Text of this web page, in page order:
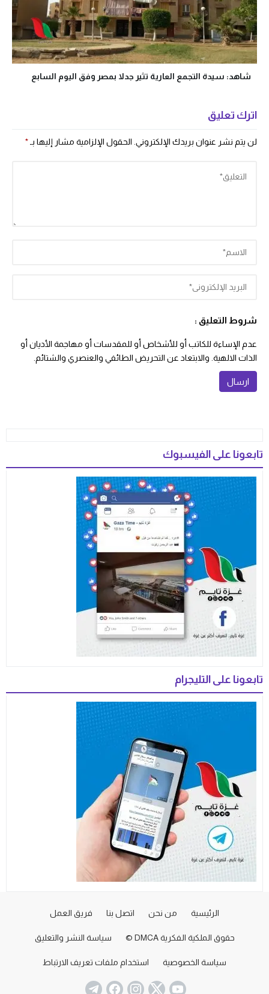
شاهد: سيدة التجمع العارية تثير جدلا بمصر وفق اليوم السابع
اترك تعليق
لن يتم نشر عنوان بريدك الإلكتروني. الحقول الإلزامية مشار إليها بـ*
شروط التعليق :
عدم الإساءة للكاتب أو للأشخاص أو للمقدسات أو مهاجمة الأديان أو
الذات الالهية. والابتعاد عن التحريض الطائفي والعنصري والشتائم.
تابعونا على الفيسبوك
تابعونا على التليجرام
الرئيسية من نحن اتصل بنا فريق العمل
حقوق الملكية الفكرية DMCA © سياسة النشر والتعليق
سياسة الخصوصية استخدام ملفات تعريف الارتباط